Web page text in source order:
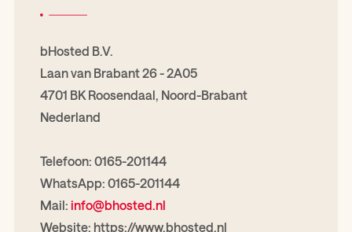
bHosted B.V.
Laan van Brabant 26 - 2A05
4701 BK Roosendaal, Noord-Brabant
Nederland
Telefoon: 0165-201144
WhatsApp: 0165-201144
Mail: info@bhosted.nl
Website: https://www.bhosted.nl